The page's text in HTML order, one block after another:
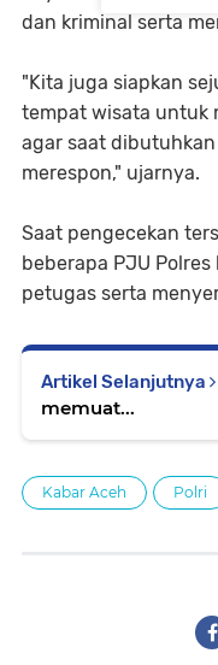
dan kriminal serta
"Kita juga siapkan
tempat wisata untuk
agar saat
merespon," ujarnya.
Saat pengecekan
beberapa PJU
petugas serta
Artikel Selanjutnya
memuat...
Kabar Aceh Polri